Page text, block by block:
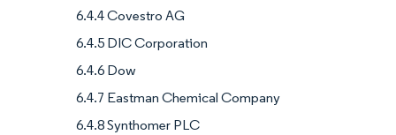
6.4.4 Covestro AG
6.4.5 DIC Corporation
6.4.6 Dow
6.4.7 Eastman Chemical Company
6.4.8 Synthomer PLC